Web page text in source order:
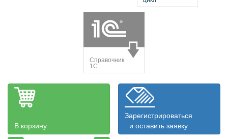
В корзину
Зарегистрироваться
и оставить заявку